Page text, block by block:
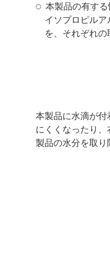
本製品の有す
イソプロピル
を、それぞれ
本製品に水滴が付
にくくなったり
製品の水分を取り